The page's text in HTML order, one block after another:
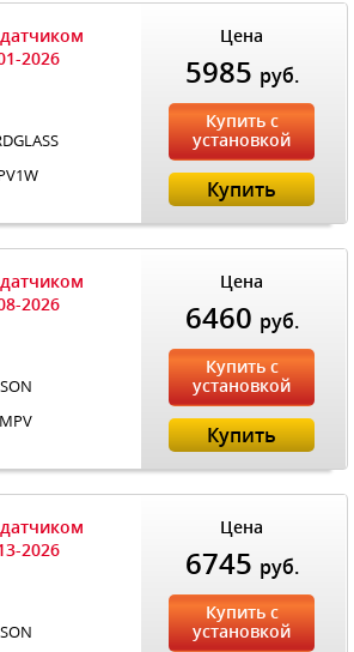
2026
Цена
5985 руб.
Купить с
установкой
Купить
2026
Цена
6460 руб.
Купить с
установкой
Купить
2026
Цена
6745 руб.
Купить с
установкой